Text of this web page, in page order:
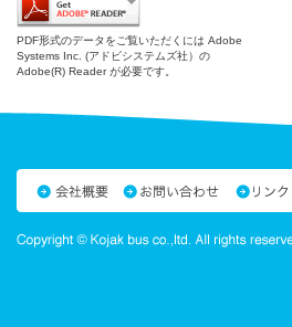
PDF形式のデータをご覧いただくには Adobe
Systems Inc. (アドビシステムズ社）の
Adobe(R) Reader が必要です。